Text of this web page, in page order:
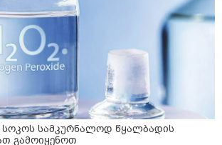
სამკურნალოდ წყალბადის
გამოიყენოთ